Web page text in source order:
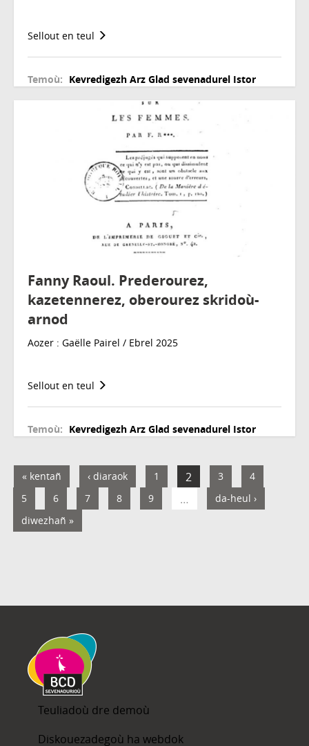
Sellout en teul
Temoù: Kevredigezh Arz Glad sevenadurel Istor
Fanny Raoul. Prederourez,
kazetennerez, oberourez skridoù-
arnod
Aozer : Gaëlle Pairel / Ebrel 2025
Sellout en teul
Temoù: Kevredigezh Arz Glad sevenadurel Istor
« kentañ ‹ diaraok 1 2 3
4
5
6 7 8 9 …
da-heul ›
diwezhañ »
Teuliadoù dre demoù
Diskouezadegoù ha webdok